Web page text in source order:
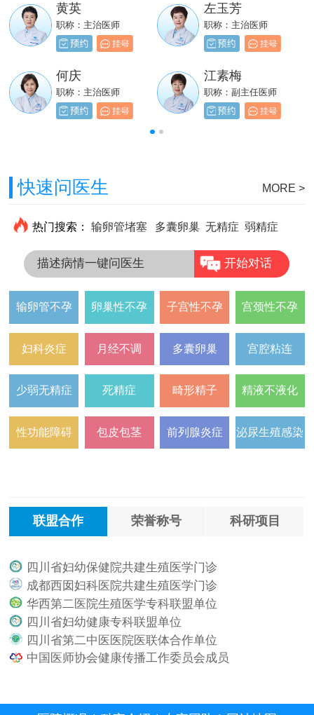
黄英
职称：主治医师
左玉芳
职称：主治医师
何庆
职称：主治医师
江素梅
职称：副主任医师
刘嵩
职称：主治医师
岳成堂
职称：主治医师
贺必新
职称：主治医师
邓天财
职称：主治医师
快速问医生 MORE >
热门搜索： 输卵管堵塞 多囊卵巢 无精症 弱精症
描述病情一键问医生 开始对话
输卵管不孕 卵巢性不孕 子宫性不孕 宫颈性不孕
妇科炎症 月经不调 多囊卵巢 宫腔粘连
少弱无精症 死精症 畸形精子 精液不液化
性功能障碍 包皮包茎 前列腺炎症 泌尿生殖感染
联盟合作 荣誉称号 科研项目
四川省妇幼保健院共建生殖医学门诊
成都西囡妇科医院共建生殖医学门诊
华西第二医院生殖医学专科联盟单位
四川省妇幼健康专科联盟单位
四川省第二中医医院医联体合作单位
中国医师协会健康传播工作委员会成员